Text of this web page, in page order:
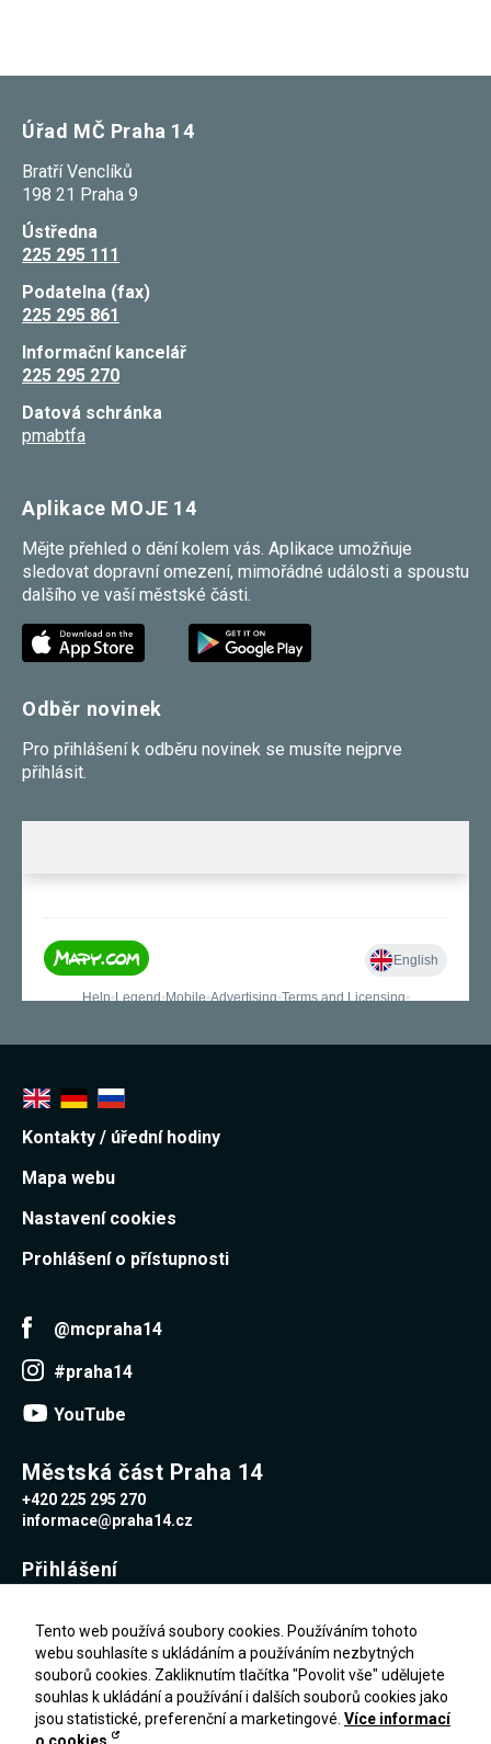
Úřad MČ Praha 14
Bratří Venclíků
198 21 Praha 9
Ústředna
225 295 111
Podatelna (fax)
225 295 861
Informační kancelář
225 295 270
Datová schránka
pmabtfa
Aplikace MOJE 14
Mějte přehled o dění kolem vás. Aplikace umožňuje
sledovat dopravní omezení, mimořádné události a spoustu
dalšího ve vaší městské části.
Odběr novinek
Pro přihlášení k odběru novinek se musíte nejprve
přihlásit.
Kontakty / úřední hodiny
Mapa webu
Nastavení cookies
Prohlášení o přístupnosti
@mcpraha14
#praha14
YouTube
Městská část Praha 14
+420 225 295 270
informace@praha14.cz
Přihlášení
Heslo
Tento web používá soubory cookies. Používáním tohoto
webu souhlasíte s ukládáním a používáním nezbytných
souborů cookies. Zakliknutím tlačítka "Povolit vše" udělujete
souhlas k ukládání a používání i dalších souborů cookies jako
jsou statistické, preferenční a marketingové. Více informací